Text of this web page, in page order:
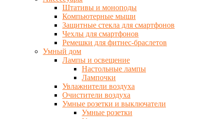
Штативы и моноподы
Компьютерные мыши
Защитные стекла для смартфонов
Чехлы для смартфонов
Ремешки для фитнес-браслетов
Умный дом
Лампы и освещение
Настольные лампы
Лампочки
Увлажнители воздуха
Очистители воздуха
Умные розетки и выключатели
Умные розетки